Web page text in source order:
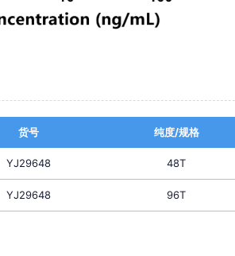
货号 纯度/规格
YJ29648 48T
YJ29648 96T